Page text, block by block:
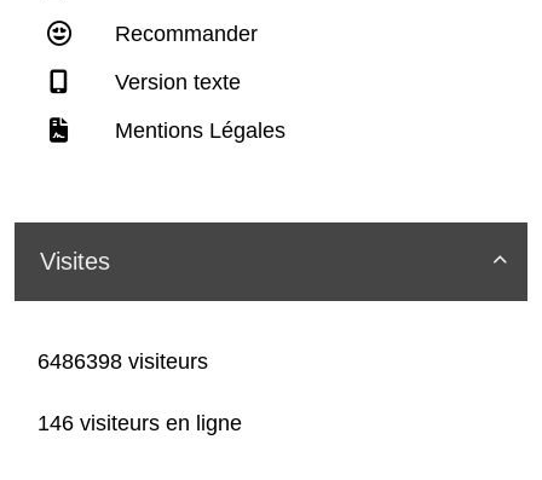
Recommander
Version texte
Mentions Légales

Visites
6486398 visiteurs
146 visiteurs en ligne